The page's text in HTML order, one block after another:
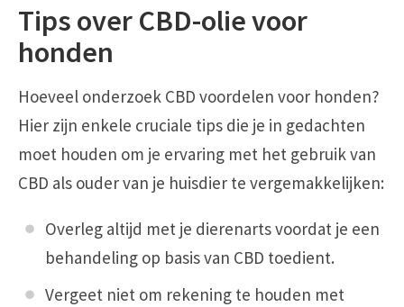
Tips over CBD-olie voor
honden
Hoeveel onderzoek CBD voordelen voor honden?
Hier zijn enkele cruciale tips die je in gedachten
moet houden om je ervaring met het gebruik van
CBD als ouder van je huisdier te vergemakkelijken:
Overleg altijd met je dierenarts voordat je een
behandeling op basis van CBD toedient.
Vergeet niet om rekening te houden met